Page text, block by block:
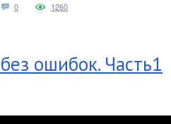
0 1260
ошибок. Часть1